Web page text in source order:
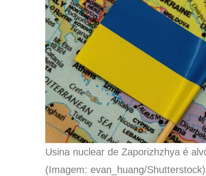
Usina nuclear de Zaporizhzhya é
(Imagem: evan_huang/Shutterstock)